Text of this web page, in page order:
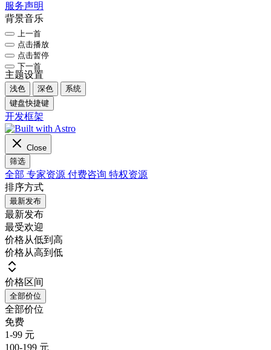
服务声明
背景音乐
上一首
点击播放
点击暂停
下一首
主题设置
浅色 深色
系统
键盘快捷键
开发框架
Close
筛选
全部 专家资源 付费咨询 特权资源
排序方式
最新发布
最新发布
最受欢迎
价格从低到高
价格从高到低
价格区间
全部价位
全部价位
免费
1-99 元
100-199 元